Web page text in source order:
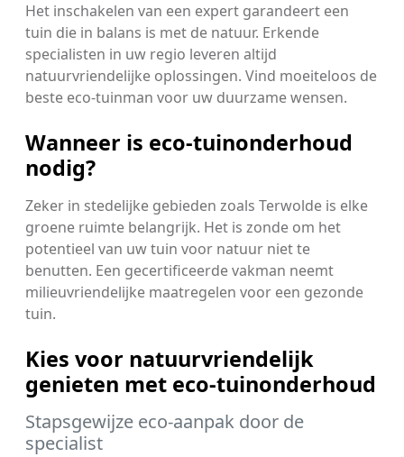
Het inschakelen van een expert garandeert een
tuin die in balans is met de natuur. Erkende
specialisten in uw regio leveren altijd
natuurvriendelijke oplossingen. Vind moeiteloos de
beste eco-tuinman voor uw duurzame wensen.
Wanneer is eco-tuinonderhoud
nodig?
Zeker in stedelijke gebieden zoals Terwolde is elke
groene ruimte belangrijk. Het is zonde om het
potentieel van uw tuin voor natuur niet te
benutten. Een gecertificeerde vakman neemt
milieuvriendelijke maatregelen voor een gezonde
tuin.
Kies voor natuurvriendelijk
genieten met eco-tuinonderhoud
Stapsgewijze eco-aanpak door de
specialist